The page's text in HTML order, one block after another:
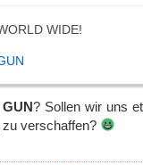
WIDE!
GUN? Sollen wir uns
verschaffen?